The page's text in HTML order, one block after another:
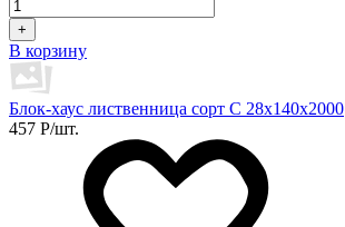
+
В корзину
Блок-хаус лиственница сорт C 28х140х2000
457 Р/шт.